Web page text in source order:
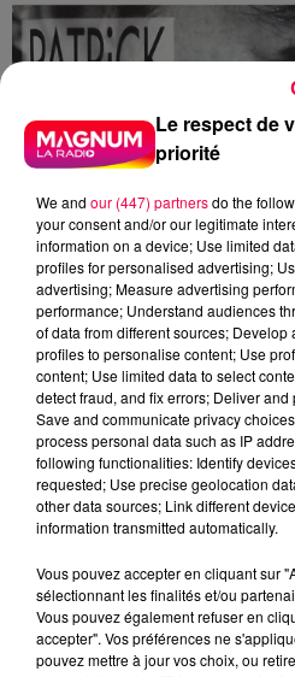
14-mai.mp3
Le respect de
priorité
We and our (447) partnersdo the
your consent and/or our legitimate
information on a device; Use limited
profiles for personalised advertising;
advertising; Measure advertising
performance; Understand audiences
of data from different sources;
profiles to personalise content; Use
content; Use limited data to select
detect fraud, and fix errors; Deliver
Save and communicate privacy
process personal data such as IP
following functionalities: Identify
requested; Use precise geolocation
other data sources; Link different
information transmitted automatically.
Vous pouvez accepter en cliquant sur
sélectionnant les finalités et/ou
Vous pouvez également refuser en
accepter". Vos préférences ne
pouvez mettre à jour vos choix, ou